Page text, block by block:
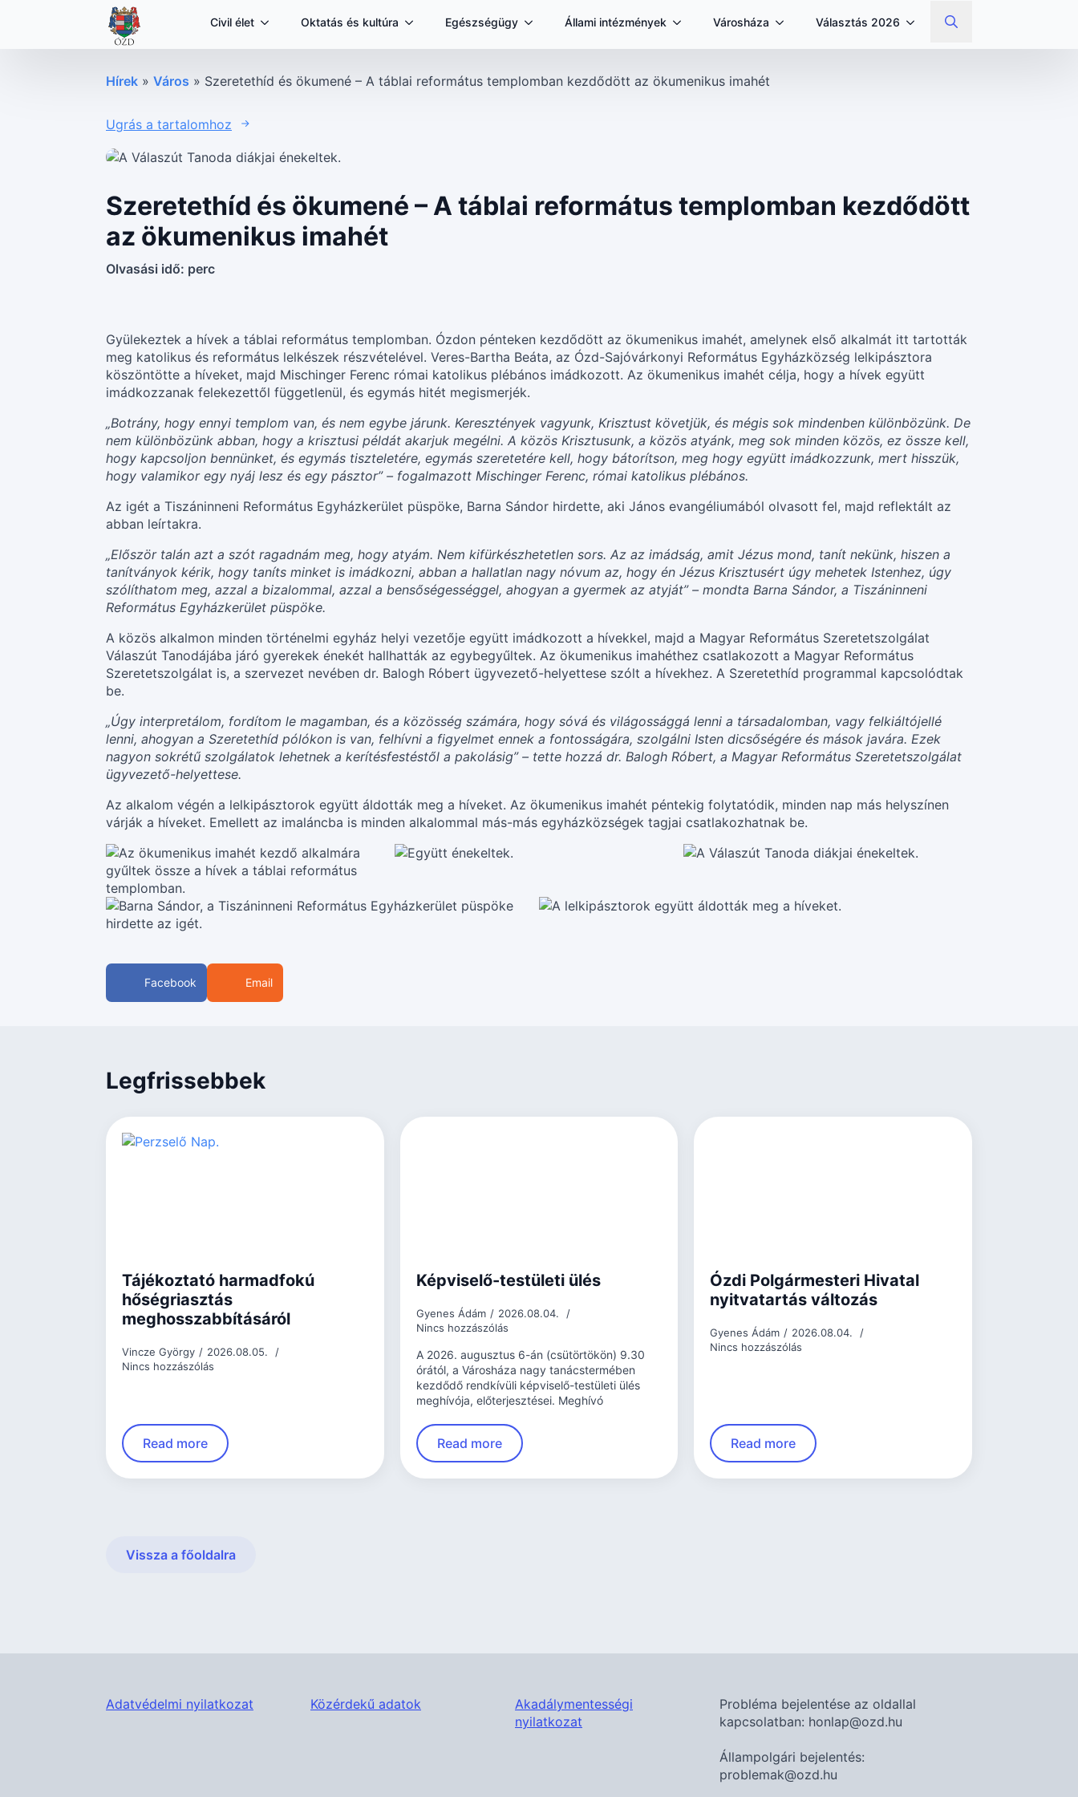
Civil élet Oktatás és kultúra Egészségügy Állami intézmények Városháza Választás 2026
Search
Hírek » Város » Szeretethíd és ökumené – A táblai református templomban kezdődött az ökumenikus imahét
Ugrás a tartalomhoz
Szeretethíd és ökumené – A táblai református templomban kezdődött
az ökumenikus imahét
Olvasási idő: perc
Gyülekeztek a hívek a táblai református templomban. Ózdon pénteken kezdődött az ökumenikus imahét, amelynek első alkalmát itt tartották
meg katolikus és református lelkészek részvételével. Veres-Bartha Beáta, az Ózd-Sajóvárkonyi Református Egyházközség lelkipásztora
köszöntötte a híveket, majd Mischinger Ferenc római katolikus plébános imádkozott. Az ökumenikus imahét célja, hogy a hívek együtt
imádkozzanak felekezettől függetlenül, és egymás hitét megismerjék.
„Botrány, hogy ennyi templom van, és nem egybe járunk. Keresztények vagyunk, Krisztust követjük, és mégis sok mindenben különbözünk. De
nem különbözünk abban, hogy a krisztusi példát akarjuk megélni. A közös Krisztusunk, a közös atyánk, meg sok minden közös, ez össze kell,
hogy kapcsoljon bennünket, és egymás tiszteletére, egymás szeretetére kell, hogy bátorítson, meg hogy együtt imádkozzunk, mert hisszük,
hogy valamikor egy nyáj lesz és egy pásztor” – fogalmazott Mischinger Ferenc, római katolikus plébános.
Az igét a Tiszáninneni Református Egyházkerület püspöke, Barna Sándor hirdette, aki János evangéliumából olvasott fel, majd reflektált az
abban leírtakra.
„Először talán azt a szót ragadnám meg, hogy atyám. Nem kifürkészhetetlen sors. Az az imádság, amit Jézus mond, tanít nekünk, hiszen a
tanítványok kérik, hogy taníts minket is imádkozni, abban a hallatlan nagy nóvum az, hogy én Jézus Krisztusért úgy mehetek Istenhez, úgy
szólíthatom meg, azzal a bizalommal, azzal a bensőségességgel, ahogyan a gyermek az atyját” – mondta Barna Sándor, a Tiszáninneni
Református Egyházkerület püspöke.
A közös alkalmon minden történelmi egyház helyi vezetője együtt imádkozott a hívekkel, majd a Magyar Református Szeretetszolgálat
Válaszút Tanodájába járó gyerekek énekét hallhatták az egybegyűltek. Az ökumenikus imahéthez csatlakozott a Magyar Református
Szeretetszolgálat is, a szervezet nevében dr. Balogh Róbert ügyvezető-helyettese szólt a hívekhez. A Szeretethíd programmal kapcsolódtak
be.
„Úgy interpretálom, fordítom le magamban, és a közösség számára, hogy sóvá és világossággá lenni a társadalomban, vagy felkiáltójellé
lenni, ahogyan a Szeretethíd pólókon is van, felhívni a figyelmet ennek a fontosságára, szolgálni Isten dicsőségére és mások javára. Ezek
nagyon sokrétű szolgálatok lehetnek a kerítésfestéstől a pakolásig” – tette hozzá dr. Balogh Róbert, a Magyar Református Szeretetszolgálat
ügyvezető-helyettese.
Az alkalom végén a lelkipásztorok együtt áldották meg a híveket. Az ökumenikus imahét péntekig folytatódik, minden nap más helyszínen
várják a híveket. Emellett az imaláncba is minden alkalommal más-más egyházközségek tagjai csatlakozhatnak be.
Facebook Email
Legfrissebbek
Tájékoztató harmadfokú
hőségriasztás
meghosszabbításáról
Vincze György
2026.08.05.
Nincs hozzászólás
Read more
Képviselő-testületi ülés
Gyenes Ádám
2026.08.04.
Nincs hozzászólás
A 2026. augusztus 6-án (csütörtökön) 9.30
órától, a Városháza nagy tanácstermében
kezdődő rendkívüli képviselő-testületi ülés
meghívója, előterjesztései. Meghívó
Read more
Ózdi Polgármesteri Hivatal
nyitvatartás változás
Gyenes Ádám
2026.08.04.
Nincs hozzászólás
Read more
Vissza a főoldalra
Adatvédelmi nyilatkozat Közérdekű adatok
Akadálymentességi
nyilatkozat
Probléma bejelentése az oldallal
kapcsolatban: honlap@ozd.hu
Állampolgári bejelentés:
problemak@ozd.hu